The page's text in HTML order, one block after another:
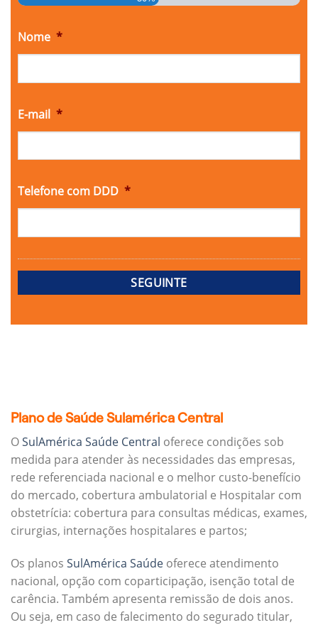
Nome *
E-mail *
Telefone com DDD *
Plano de Saúde Sulamérica Central
OSulAmérica Saúde Central oferece condições sob
medida para atender às necessidades das empresas,
rede referenciada nacional e o melhor custo-benefício
do mercado, cobertura ambulatorial e Hospitalar com
obstetrícia: cobertura para consultas médicas, exames,
cirurgias, internações hospitalares e partos;
Os planos SulAmérica Saúde oferece atendimento
nacional, opção com coparticipação, isenção total de
carência. Também apresenta remissão de dois anos.
Ou seja, em caso de falecimento do segurado titular,